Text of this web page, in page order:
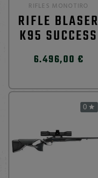
RIFLES MONOTIRO
RIFLE BLASER
K95 SUCCESS
6.496,00 €
0 